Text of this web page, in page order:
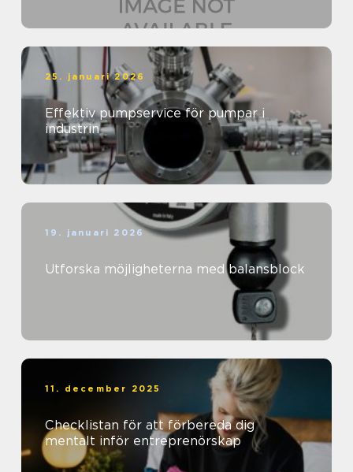
25. januari 2026
Effektiv pumpservice för pumpar i
industrin
19. januari 2026
Utforska möjligheterna med balansblock
11. december 2025
Checklistan för att förbereda dig
mentalt inför entreprenörskap